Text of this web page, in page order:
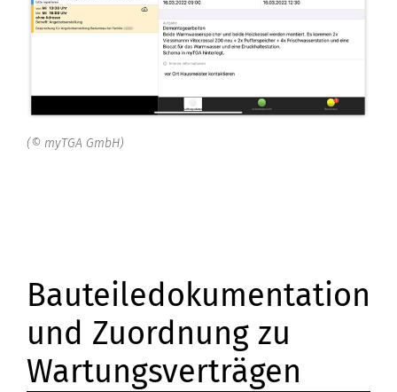
(© myTGA GmbH)
Bauteiledokumentation
und Zuordnung zu
Wartungsverträgen